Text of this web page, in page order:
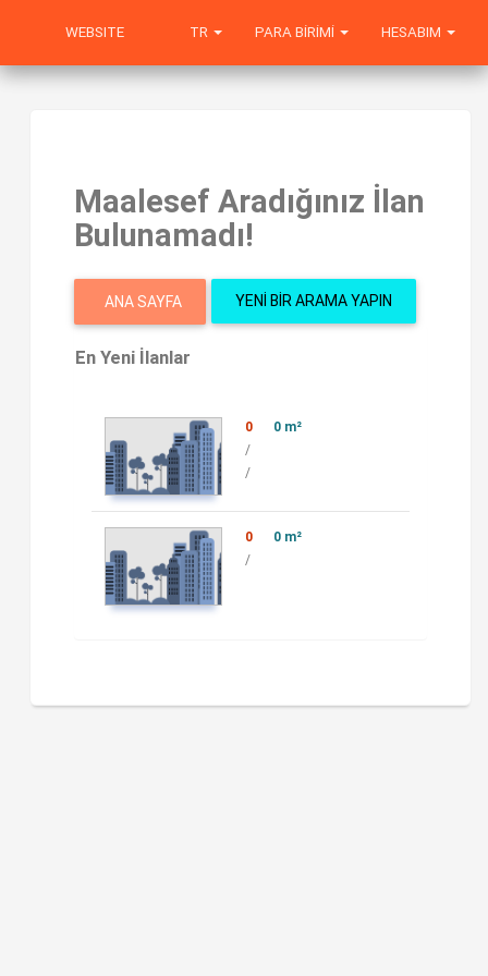
WEBSITE HESABIM
PARA BIRIMI
TR
Maalesef Aradığınız İlan
Bulunamadı!
ANA SAYFA YENI BIR ARAMA YAPIN
En Yeni İlanlar
0
0 m²
/
/
0
0 m²
/